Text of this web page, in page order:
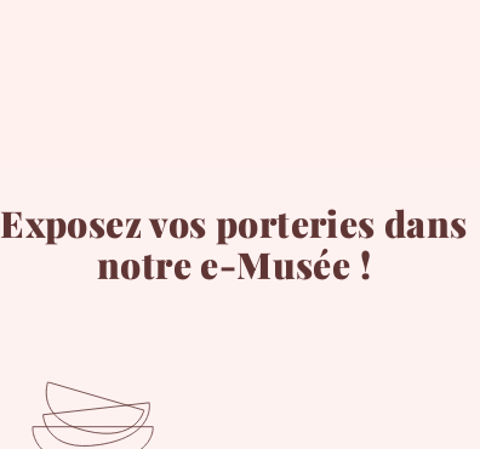
Exposez vos porteries dans
notre e-Musée !